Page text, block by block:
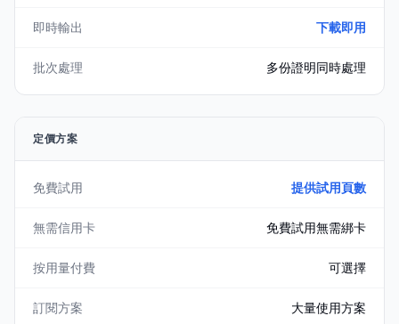
即時輸出 下載即用
批次處理 多份證明同時處理
定價方案
免費試用 提供試用頁數
無需信用卡 免費試用無需綁卡
按用量付費 可選擇
訂閱方案 大量使用方案